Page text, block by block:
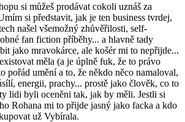
si můžeš prodávat cokoli uznáš za
si představit, jak je ten business tvrdej,
našel všemožný zhůvěřilosti, self-
fan fiction příběhy... a hlavně tady
jako mravokárce, ale košér mi to nepřijde...
měla (a je úplně fuk, že to právo
pořád umění a to, že někdo něco namaloval,
energii, prachy... prostě jako člověk, co to
lidi byli oceněni tak, jak by měli. Jestli si
Rohana mi to přijde jasný jako facka a kdo
už Vybírala.